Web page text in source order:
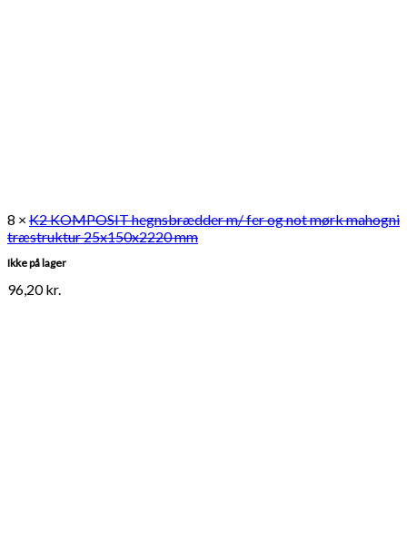
8 × K2 KOMPOSIT hegnsbrædder m/ fer og not mørk mahogni
træstruktur 25x150x2220 mm
Ikke på lager
96,20kr.